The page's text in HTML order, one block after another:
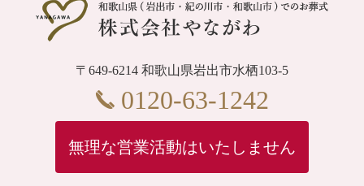
〒649-6214 和歌山県岩出市水栖103-5
0120-63-1242
無理な営業活動はいたしません